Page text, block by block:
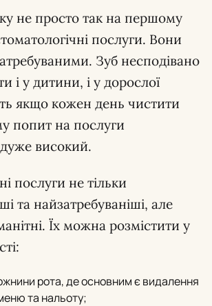
не просто так на першому
послуги. Вони
Зуб несподівано
і у дитини, і у дорослої
якщо кожен день чистити
попит на послуги
високий.
послуги не тільки
та найзатребуваніші, але
Їх можна розмістити у
рота, де основним є видалення
та нальоту;